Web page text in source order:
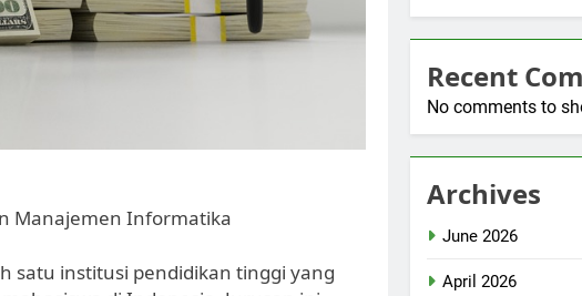
Manajemen Informatika
satu institusi pendidikan tinggi yang
Recent
No comments to
Archives
June 2026
April 2026